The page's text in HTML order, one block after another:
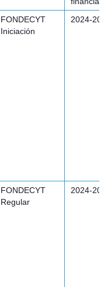
FONDECYT
Iniciación
2024-2026
FONDECYT
Regular
2024-2026